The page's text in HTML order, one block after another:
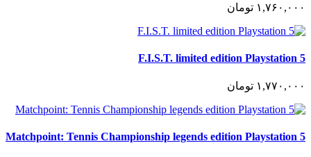
١,٧۶٠,٠٠٠ تومان
F.I.S.T. limited edition Playstation 5
١,٧٧٠,٠٠٠ تومان
Matchpoint: Tennis Championship legends edition Playstation 5